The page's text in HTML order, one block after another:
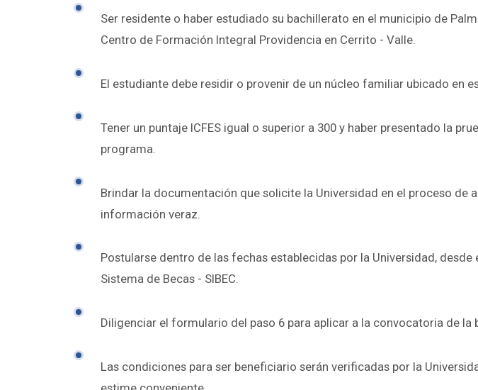
Ser residente o haber estudiado su bachillerato en el municipio de
Centro de Formación Integral Providencia en Cerrito - Valle.
El estudiante debe residir o provenir de un núcleo familiar ubicado en
Tener un puntaje ICFES igual o superior a 300 y haber presentado la
programa.
Brindar la documentación que solicite la Universidad en el proceso de
información veraz.
Postularse dentro de las fechas establecidas por la Universidad,
Sistema de Becas - SIBEC.
Diligenciar el formulario del paso 6 para aplicar a la convocatoria de la
Las condiciones para ser beneficiario serán verificadas por la